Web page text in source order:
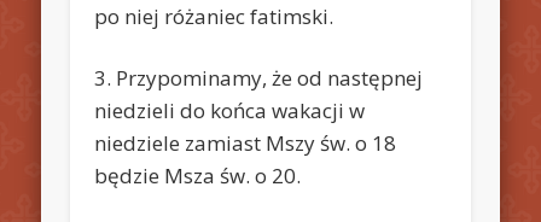
po niej różaniec fatimski.
3. Przypominamy, że od następnej
niedzieli do końca wakacji w
niedziele zamiast Mszy św. o 18
będzie Msza św. o 20.